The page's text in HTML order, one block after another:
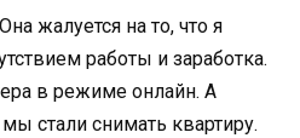
жалуется на то, что я
работы и заработка.
в режиме онлайн. А
мы стали снимать квартиру.